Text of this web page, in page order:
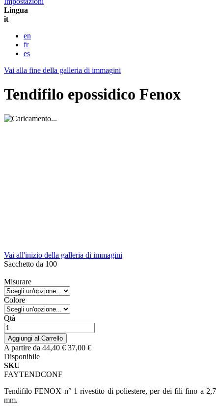
Lingua
it
en
fr
es
Vai alla fine della galleria di immagini
Tendifilo epossidico Fenox
Vai all'inizio della galleria di immagini
Sacchetto da 100
Misurare
Colore
Qtà
Aggiungi al Carrello
A partire da 44,40 € 37,00 €
Disponibile
SKU
FAYTENDCONF
Tendifilo FENOX n° 1 rivestito di poliestere, per dei fili fino a 2,7
mm.